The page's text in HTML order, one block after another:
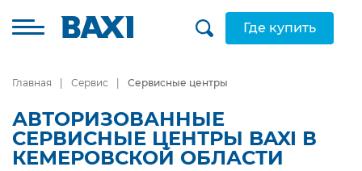
Где купить
Главная Сервис Сервисные центры
АВТОРИЗОВАННЫЕ
СЕРВИСНЫЕ ЦЕНТРЫ BAXI В
КЕМЕРОВСКОЙ ОБЛАСТИ